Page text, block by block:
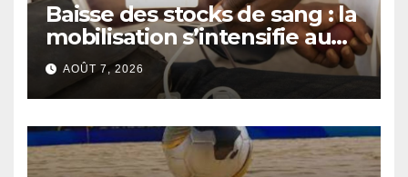
Baisse des stocks de sang : la
mobilisation s’intensifie au
CNTS de Dakar.
AOÛT 7, 2026